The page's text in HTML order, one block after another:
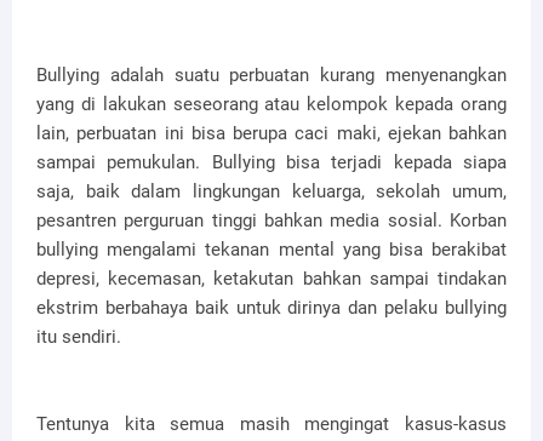
Bullying adalah suatu perbuatan kurang menyenangkan
yang di lakukan seseorang atau kelompok kepada orang
lain, perbuatan ini bisa berupa caci maki, ejekan bahkan
sampai pemukulan. Bullying bisa terjadi kepada siapa
saja, baik dalam lingkungan keluarga, sekolah umum,
pesantren perguruan tinggi bahkan media sosial. Korban
bullying mengalami tekanan mental yang bisa berakibat
depresi, kecemasan, ketakutan bahkan sampai tindakan
ekstrim berbahaya baik untuk dirinya dan pelaku bullying
itu sendiri.
Tentunya kita semua masih mengingat kasus-kasus